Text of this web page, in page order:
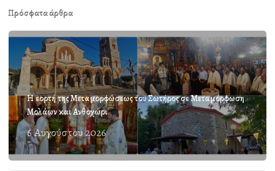
Πρόσφατα άρθρα
Η εορτή της Μεταμορφώσεως του Σωτήρος σε Μεταμόρφωση
Μολάων και Ανθοχώρι
6 Αυγούστου 2026